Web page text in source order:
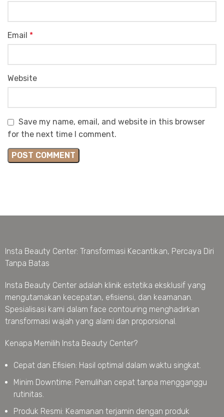
Email *
Website
Save my name, email, and website in this browser
for the next time I comment.
Insta Beauty Center: Transformasi Kecantikan, Percaya Diri
Tanpa Batas
Insta Beauty Center adalah klinik estetika eksklusif yang
mengutamakan kecepatan, efisiensi, dan keamanan.
Spesialisasi kami dalam face contouring menghadirkan
transformasi wajah yang alami dan proporsional.
Kenapa Memilih Insta Beauty Center?
Cepat dan Efisien: Hasil optimal dalam waktu singkat.
Minim Downtime: Pemulihan cepat tanpa mengganggu
rutinitas.
Produk Resmi: Keamanan terjamin dengan produk